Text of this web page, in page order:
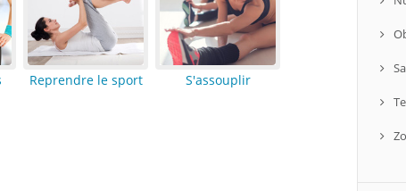
Reprendre le sport S'assouplir